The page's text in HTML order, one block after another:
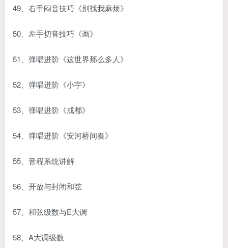
49、右手闷音技巧《别找我麻烦》
50、左手切音技巧《画》
51、弹唱进阶《这世界那么多人》
52、弹唱进阶《小宇》
53、弹唱进阶《成都》
54、弹唱进阶《安河桥间奏》
55、音程系统讲解
56、开放与封闭和弦
57、和弦级数与E大调
58、A大调级数